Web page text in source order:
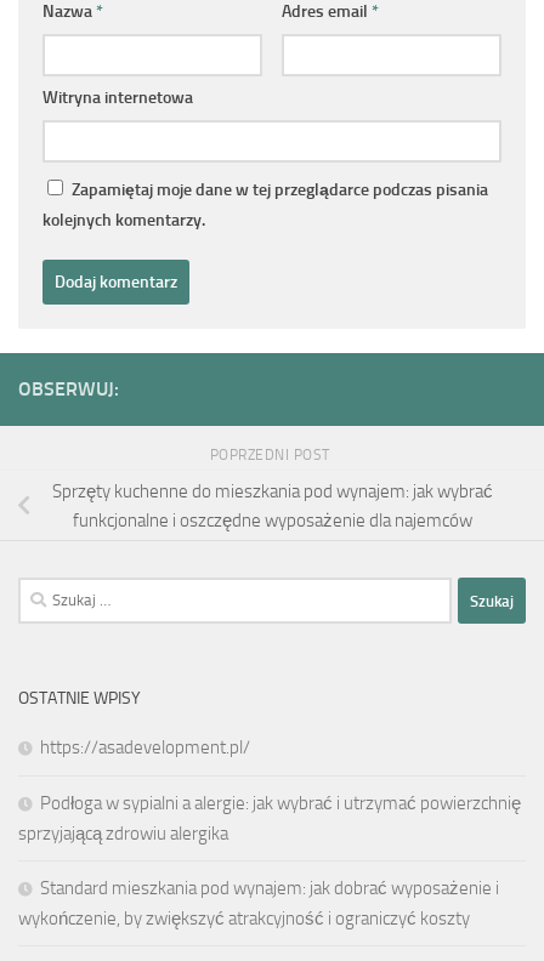
Nazwa * Adres email *
Witryna internetowa
Zapamiętaj moje dane w tej przeglądarce podczas pisania
kolejnych komentarzy.
OBSERWUJ:
POPRZEDNI POST
Sprzęty kuchenne do mieszkania pod wynajem: jak wybrać
funkcjonalne i oszczędne wyposażenie dla najemców
Szukaj:
OSTATNIE WPISY
https://asadevelopment.pl/
Podłoga w sypialni a alergie: jak wybrać i utrzymać powierzchnię
sprzyjającą zdrowiu alergika
Standard mieszkania pod wynajem: jak dobrać wyposażenie i
wykończenie, by zwiększyć atrakcyjność i ograniczyć koszty